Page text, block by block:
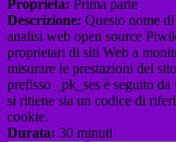
Proprieta: Prima parte
Descrizione: Questo nome
analisi web open source
proprietari di siti Web a
misurare le prestazioni del
prefisso _pk_ses è seguito
si ritiene sia un codice di
cookie.
Durata: 30 minuti